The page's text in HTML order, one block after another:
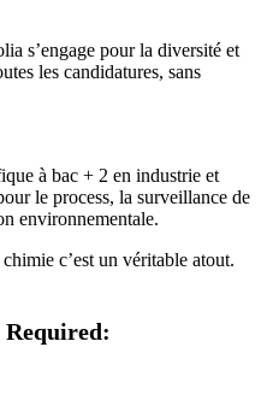
s’engage pour la diversité et
les candidatures, sans
à bac + 2 en industrie et
le process, la surveillance de
environnementale.
c’est un véritable atout.